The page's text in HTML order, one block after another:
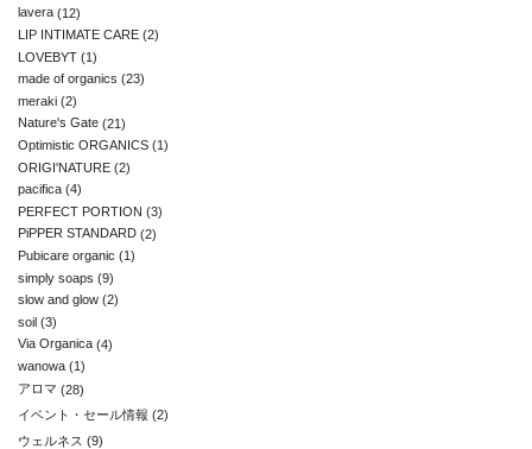
lavera (12)
LIP INTIMATE CARE (2)
LOVEBYT (1)
made of organics (23)
meraki (2)
Nature's Gate (21)
Optimistic ORGANICS (1)
ORIGI'NATURE (2)
pacifica (4)
PERFECT PORTION (3)
PiPPER STANDARD (2)
Pubicare organic (1)
simply soaps (9)
slow and glow (2)
soil (3)
Via Organica (4)
wanowa (1)
アロマ (28)
イベント・セール情報 (2)
ウェルネス (9)